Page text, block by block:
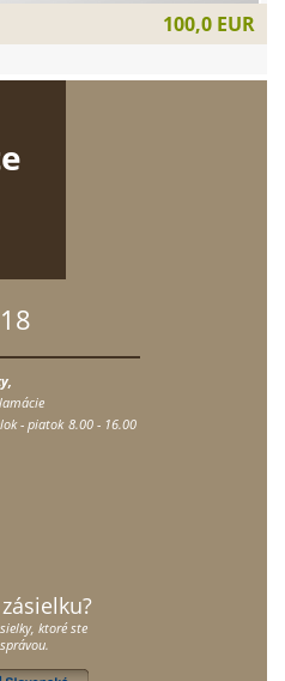
100,0 EUR
- piatok 8.00 - 16.00
ktoré ste